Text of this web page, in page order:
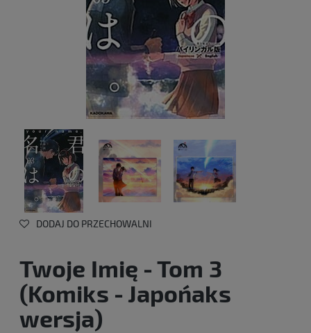
DODAJ DO PRZECHOWALNI
Twoje Imię - Tom 3
(Komiks - Japońaks
wersja)